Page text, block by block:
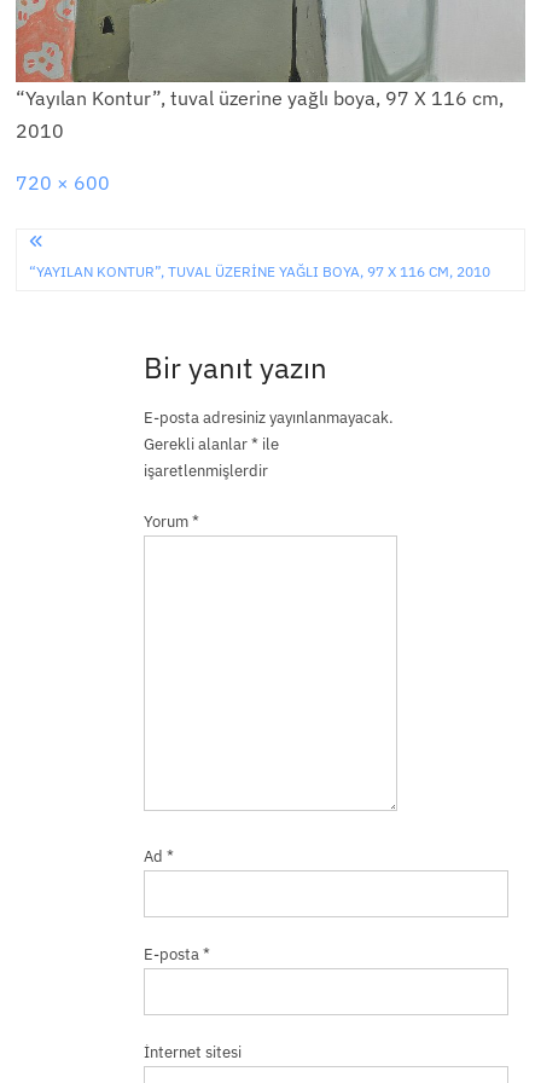
“Yayılan Kontur”, tuval üzerine yağlı boya, 97 X 116 cm,
2010
Full
720 × 600
Yazı
gezinmesi
“YAYILAN KONTUR”, TUVAL ÜZERINE YAĞLI BOYA, 97 X 116 CM, 2010
Bir yanıt yazın
E-posta adresiniz yayınlanmayacak.
Gerekli alanlar*ile
işaretlenmişlerdir
Yorum*
Ad *
E-posta*
İnternet sitesi